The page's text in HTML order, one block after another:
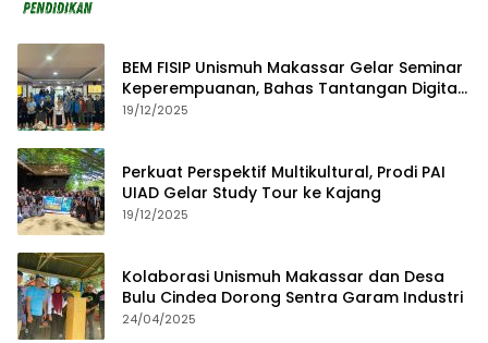
BEM FISIP Unismuh Makassar Gelar Seminar
Keperempuanan, Bahas Tantangan Digital
dan Budaya Lokal
19/12/2025
Perkuat Perspektif Multikultural, Prodi PAI
UIAD Gelar Study Tour ke Kajang
19/12/2025
Kolaborasi Unismuh Makassar dan Desa
Bulu Cindea Dorong Sentra Garam Industri
24/04/2025